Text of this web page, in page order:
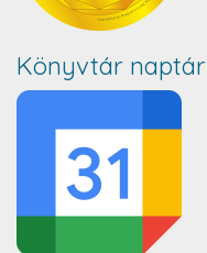
Könyvtár naptár